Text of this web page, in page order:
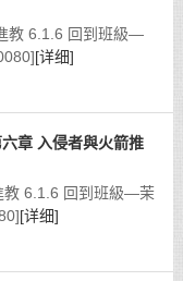
教 6.1.6 回到班級—
[详细]
章 入侵者與火箭推
教 6.1.6 回到班級—茉
[详细]